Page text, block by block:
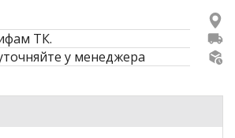
ТК.
у менеджера